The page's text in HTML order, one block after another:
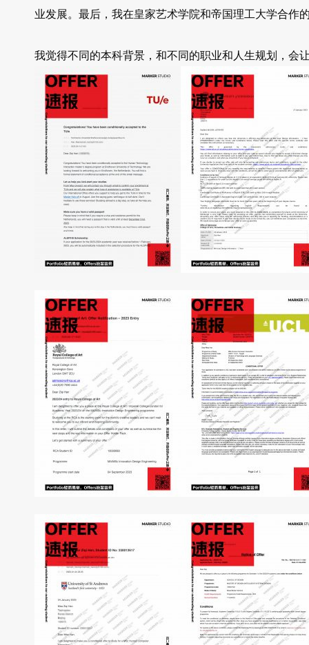
业发展。最后，我在皇家艺术学院和帝国理工大学合作
我觉得不同的本科背景，和不同的职业和人生规划，会